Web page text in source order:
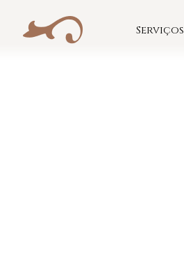
Serviços